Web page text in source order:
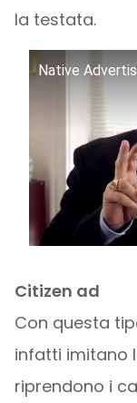
la testata.
Native
Citizen ad
Con questa
infatti imitano
riprendono i